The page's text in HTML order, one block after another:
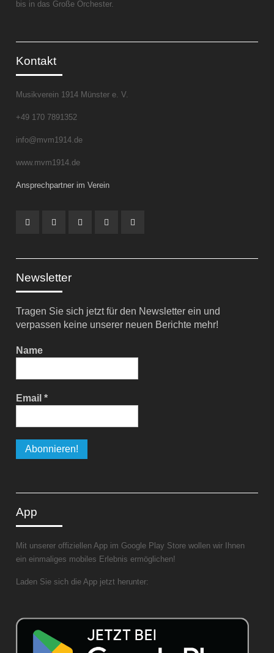
bis in das Große Orchester.
Kontakt
Musikverein 1914 Münster e. V.
+49 170 7891352
info@mvm1914.de
www.mvm1914.de
Ansprechpartner im Verein
Newsletter
Tragen Sie sich jetzt für den Newsletter ein und
verpassen keine unserer neuen Berichte mehr!
Name
Email*
App
Mit unserer offiziellen App im Google Play Store wollen wir Ihnen
ein einmaliges mobiles Erlebnis ermöglichen!
Laden Sie sich die App jetzt herunter: